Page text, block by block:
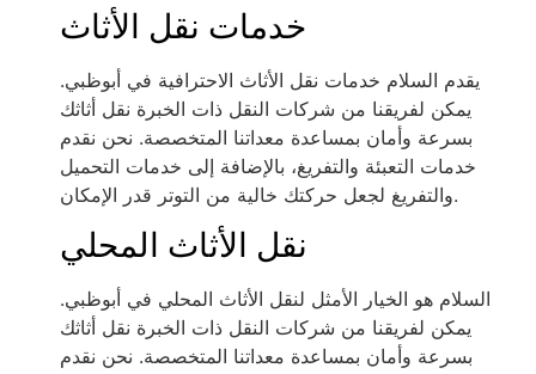
خدمات نقل الأثاث
يقدم السلام خدمات نقل الأثاث الاحترافية في أبوظبي.
يمكن لفريقنا من شركات النقل ذات الخبرة نقل أثاثك
بسرعة وأمان بمساعدة معداتنا المتخصصة. نحن نقدم
خدمات التعبئة والتفريغ، بالإضافة إلى خدمات التحميل
والتفريغ لجعل حركتك خالية من التوتر قدر الإمكان.
نقل الأثاث المحلي
السلام هو الخيار الأمثل لنقل الأثاث المحلي في أبوظبي.
يمكن لفريقنا من شركات النقل ذات الخبرة نقل أثاثك
بسرعة وأمان بمساعدة معداتنا المتخصصة. نحن نقدم